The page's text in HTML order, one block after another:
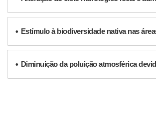
Estímulo à biodiversidade nativa nas
Diminuição da poluição atmosférica